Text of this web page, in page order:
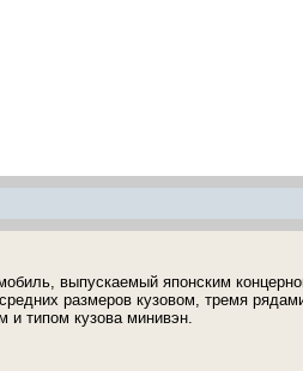
выпускаемый японским
размеров кузовом, тремя
и типом кузова минивэн.